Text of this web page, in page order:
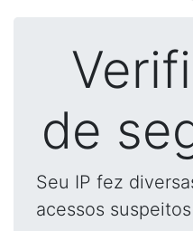
de
Seu IP fez
acessos